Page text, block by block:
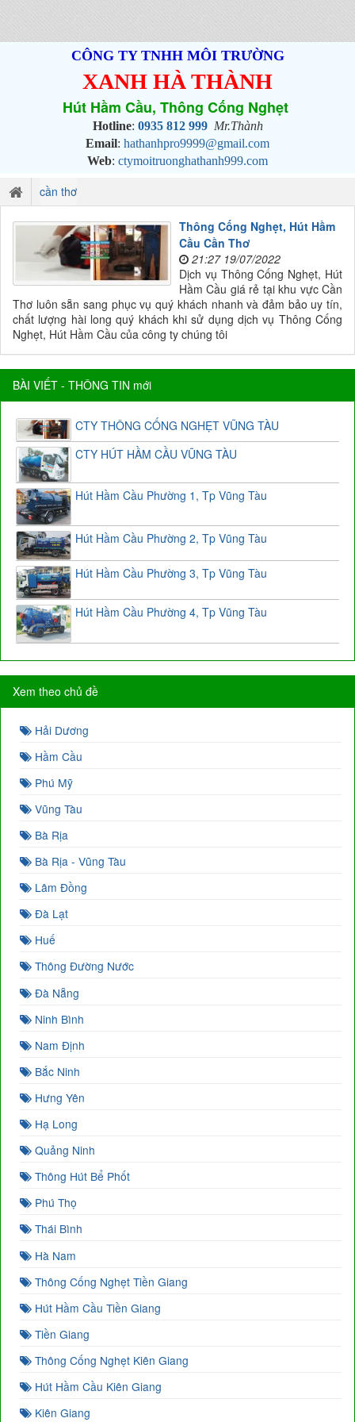
CÔNG TY TNHH MÔI TRƯỜNG
XANH HÀ THÀNH
Hút Hầm Cầu, Thông Cống Nghẹt
Hotline: 0935 812 999 Mr.Thành
Email: hathanhpro9999@gmail.com
Web: ctymoitruonghathanh999.com
cần thơ
Thông Cống Nghẹt, Hút Hầm
Cầu Cần Thơ
21:27 19/07/2022
Dịch vụ Thông Cống Nghẹt, Hút
Hầm Cầu giá rẻ tại khu vực Cần
Thơ luôn sẵn sang phục vụ quý khách nhanh và đảm bảo uy tín,
chất lượng hài long quý khách khi sử dụng dịch vụ Thông Cống
Nghẹt, Hút Hầm Cầu của công ty chúng tôi
BÀI VIẾT - THÔNG TIN mới
CTY THÔNG CỐNG NGHẸT VŨNG TÀU
CTY HÚT HẦM CẦU VŨNG TÀU
Hút Hầm Cầu Phường 1, Tp Vũng Tàu
Hút Hầm Cầu Phường 2, Tp Vũng Tàu
Hút Hầm Cầu Phường 3, Tp Vũng Tàu
Hút Hầm Cầu Phường 4, Tp Vũng Tàu
Xem theo chủ đề
Hải Dương
Hầm Cầu
Phú Mỹ
Vũng Tàu
Bà Rịa
Bà Rịa - Vũng Tàu
Lâm Đồng
Đà Lạt
Huế
Thông Đường Nước
Đà Nẵng
Ninh Bình
Nam Định
Bắc Ninh
Hưng Yên
Hạ Long
Quảng Ninh
Thông Hút Bể Phốt
Phú Thọ
Thái Bình
Hà Nam
Thông Cống Nghẹt Tiền Giang
Hút Hầm Cầu Tiền Giang
Tiền Giang
Thông Cống Nghẹt Kiên Giang
Hút Hầm Cầu Kiên Giang
Kiên Giang